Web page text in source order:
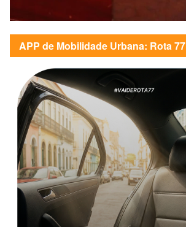
APP de Mobilidade Urbana: Rota 77